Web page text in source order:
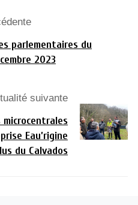
parlementaires du
2023
suivante
microcentrales
Eau’rigine
du Calvados